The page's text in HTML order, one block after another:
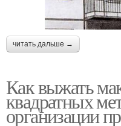
читать дальше →
Как выжать
квадратных
организации